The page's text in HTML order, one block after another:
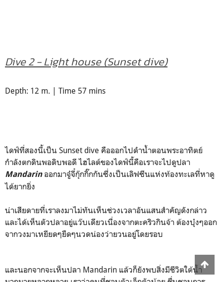
Dive 2 - Light house (Sunset dive)
Depth: 12 m. | Time 57 mins
ไดฟ์ที่สองนี้เป็น Sunset dive คือออกไปดำน้ำตอนพระอาทิตย์
กำลังตกดินพอดิบพอดี ไฮไลต์ของไดฟ์นี้คือเราจะไปดูปลา
Mandarinออกมาจู๋จี๋กุ๊กกิ๊กกันซึ่งเป็นเลิฟซีนแห่งท้องทะเลที่หาดู
ได้ยากยิ่ง
น่าเสียดายที่เราลงมาไม่ทันเห็นช่วงเวลาอันแสนสำคัญดังกล่าว
และได้เห็นตัวปลาอยู่แว๊บเดียวเนื่องจากตะคริวกินจ้า ต้องบุ๋งๆออก
จากวงมาเหยียดๆยืดๆนวดน่องว่ายวนอยู่โดยรอบ
และนอกจากจะเห็นปลา Mandarin แล้วก็ยังพบสิ่งมีชีวิตใต้น้ำ